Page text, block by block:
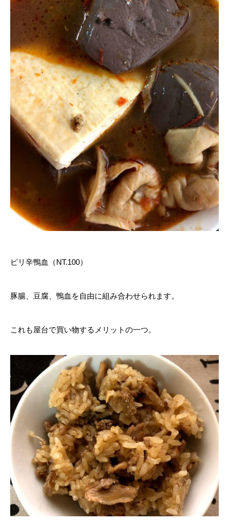
ピリ辛鴨血（NT.100）
豚腸、豆腐、鴨血を自由に組み合わせられます。
これも屋台で買い物するメリットの一つ。